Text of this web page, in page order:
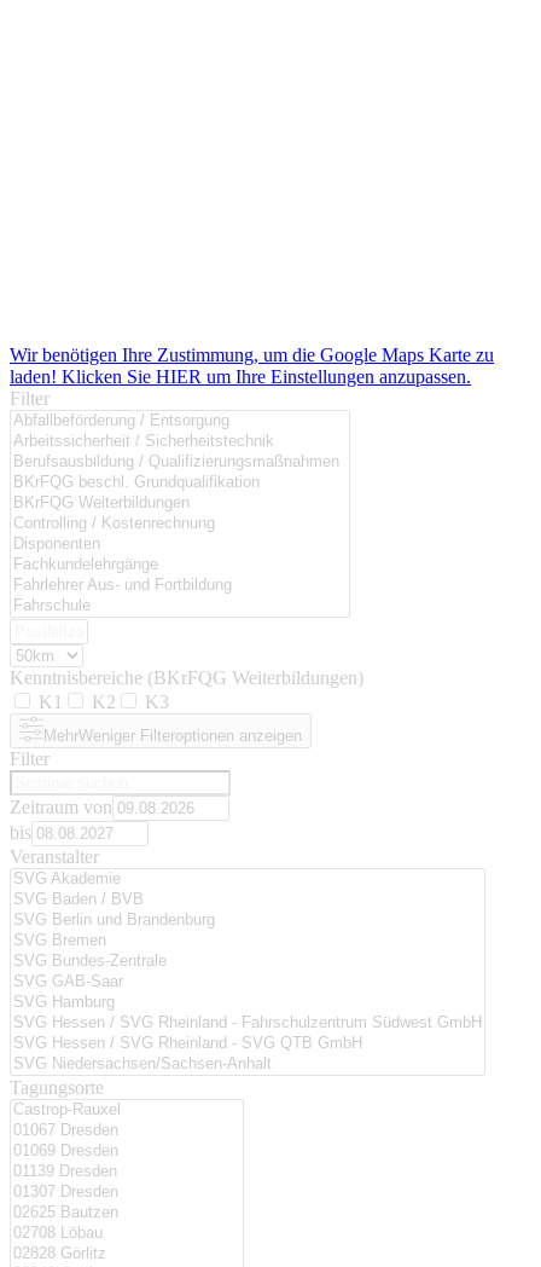
Wir benötigen Ihre Zustimmung, um die Google Maps Karte zu
laden! Klicken Sie HIER um Ihre Einstellungen anzupassen.
Filter
Kenntnisbereiche (BKrFQG Weiterbildungen)
K1
K2 K3
MehrWeniger Filteroptionen anzeigen
Filter
Zeitraum von
bis
Veranstalter
Tagungsorte